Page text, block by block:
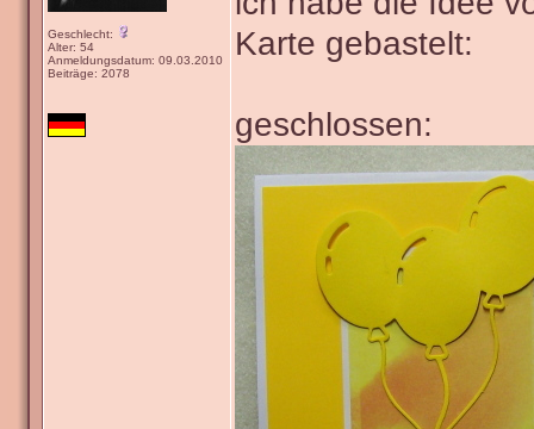
Geschlecht:
Alter: 54
Anmeldungsdatum: 09.03.2010
Beiträge: 2078
Karte gebastelt:
geschlossen: